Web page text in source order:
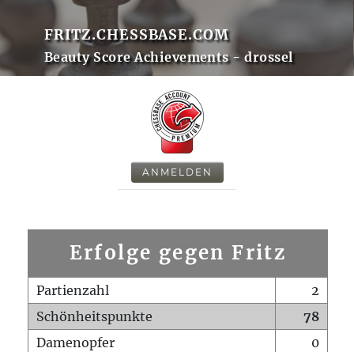
FRITZ.CHESSBASE.COM
Beauty Score Achievements - drossel
ANMELDEN
Erfolge gegen Fritz
Partienzahl
2
Schönheitspunkte
78
Damenopfer
0